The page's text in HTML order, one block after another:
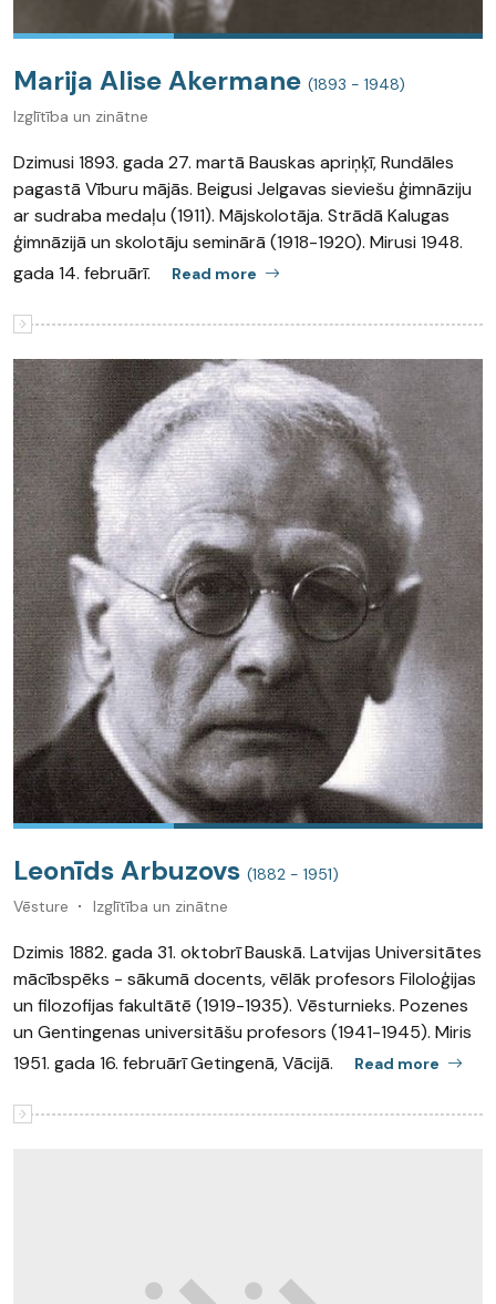
Marija Alise Akermane (1893 - 1948)
Izglītība un zinātne
Dzimusi 1893. gada 27. martā Bauskas apriņķī, Rundāles
pagastā Vīburu mājās. Beigusi Jelgavas sieviešu ģimnāziju
ar sudraba medaļu (1911). Mājskolotāja. Strādā Kalugas
ģimnāzijā un skolotāju seminārā (1918-1920). Mirusi 1948.
gada 14. februārī.
Read more
Leonīds Arbuzovs (1882 - 1951)
Vēsture
Izglītība un zinātne
Dzimis 1882. gada 31. oktobrī Bauskā. Latvijas Universitātes
mācībspēks - sākumā docents, vēlāk profesors Filoloģijas
un filozofijas fakultātē (1919-1935). Vēsturnieks. Pozenes
un Gentingenas universitāšu profesors (1941-1945). Miris
1951. gada 16. februārī Getingenā, Vācijā.
Read more